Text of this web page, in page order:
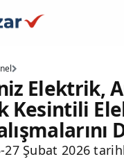
Elektrik,
Kesintili
Şubat 2026